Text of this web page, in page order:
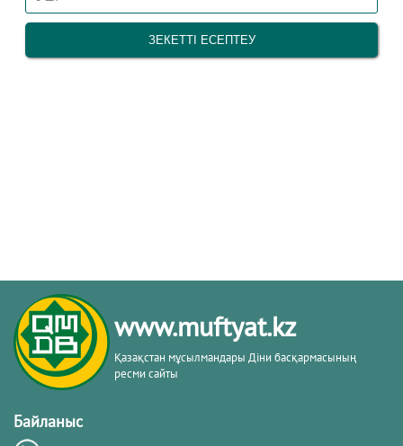
www.muftyat.kz
Қазақстан мұсылмандары Діни басқармасының
ресми сайты
Байланыс